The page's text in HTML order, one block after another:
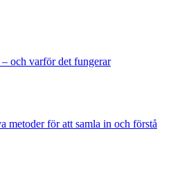
och varför det fungerar
metoder för att samla in och förstå